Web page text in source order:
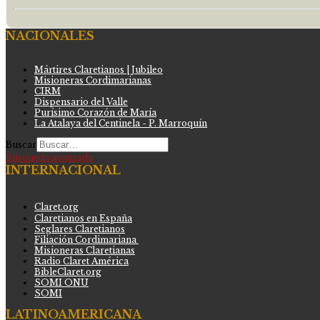
NACIONALES
Mártires Claretianos | Jubileo
Misioneras Cordimarianas
CIRM
Dispensario del Valle
Purísimo Corazón de María
La Atalaya del Centinela - P. Marroquín
Buscar
Búsqueda avanzada
INTERNACIONAL
Claret.org
Claretianos en España
Seglares Claretianos
Filiación Cordimariana
Misioneras Claretianas
Radio Claret América
BibleClaret.org
SOMI ONU
SOMI
LATINOAMERICANA